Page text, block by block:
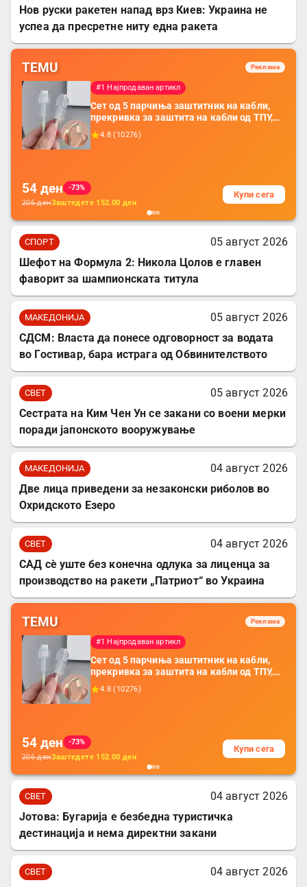
Нов руски ракетен напад врз Киев: Украина не
успеа да пресретне ниту една ракета
TEMU Реклама
#1 Најпродаван артикл
Сет од 5 парчиња заштитник на кабли,
прекривка за заштита на кабли од ТПУ,
додатоци за заштита на кабли, без
батерија, за мобилни телефони, комплет
4.8 (10276)
54 ден
-73%
206денЗаштедете 152.00 ден
Купи сега
СПОРТ
05 август 2026
Шефот на Формула 2: Никола Цолов е главен
фаворит за шампионската титула
МАКЕДОНИЈА
05 август 2026
СДСМ: Власта да понесе одговорност за водата
во Гостивар, бара истрага од Обвинителството
СВЕТ
05 август 2026
Сестрата на Ким Чен Ун се закани со воени мерки
поради јапонското вооружување
МАКЕДОНИЈА
04 август 2026
Две лица приведени за незаконски риболов во
Охридското Езеро
СВЕТ
04 август 2026
САД сè уште без конечна одлука за лиценца за
производство на ракети „Патриот“ во Украина
TEMU Реклама
#1 Најпродаван артикл
Сет од 5 парчиња заштитник на кабли,
прекривка за заштита на кабли од ТПУ,
додатоци за заштита на кабли, без
батерија, за мобилни телефони, комплет
4.8 (10276)
54 ден
-73%
206денЗаштедете 152.00 ден
Купи сега
СВЕТ
04 август 2026
Јотова: Бугарија е безбедна туристичка
дестинација и нема директни закани
СВЕТ
04 август 2026